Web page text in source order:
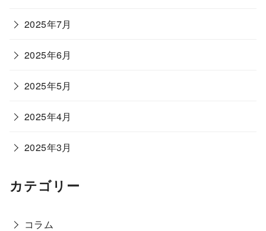
2025年7月
2025年6月
2025年5月
2025年4月
2025年3月
カテゴリー
コラム